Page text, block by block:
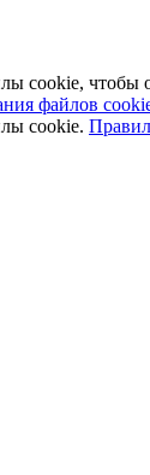
cookie, чтобы
файлов
cookie.